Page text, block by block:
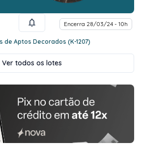
Encerra 28/03/24 - 10h
de Aptos Decorados (K-1207)
Ver todos os lotes